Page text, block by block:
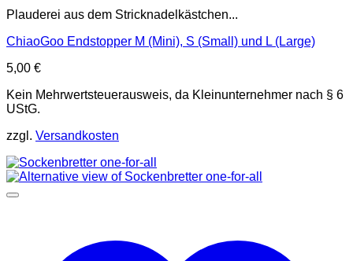
Plauderei aus dem Stricknadelkästchen...
ChiaoGoo Endstopper M (Mini), S (Small) und L (Large)
5,00 €
Kein Mehrwertsteuerausweis, da Kleinunternehmer nach § 6
UStG.
zzgl. Versandkosten